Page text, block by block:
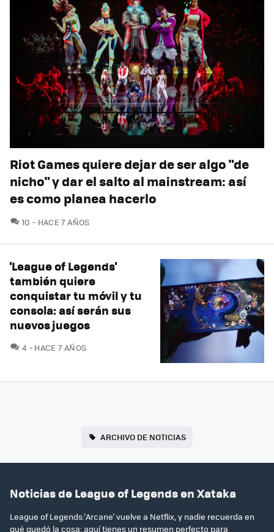
Riot Games quiere dejar de ser algo "de
nicho" y dar el salto al mainstream: así
es como planea hacerlo
10 COMENTARIOS
HACE 7 AÑOS
'League of Legends'
también quiere
conquistar tu móvil y tu
consola: así serán sus
nuevos juegos
4 COMENTARIOS
HACE 7 AÑOS
ARCHIVO DE NOTICIAS
Noticias de League of Legends en Xataka
League of Legends:'Arcane' vuelve a Netflix, y nadie recuerda en
qué quedó la cosa: aquí tienes un resumen perfecto para